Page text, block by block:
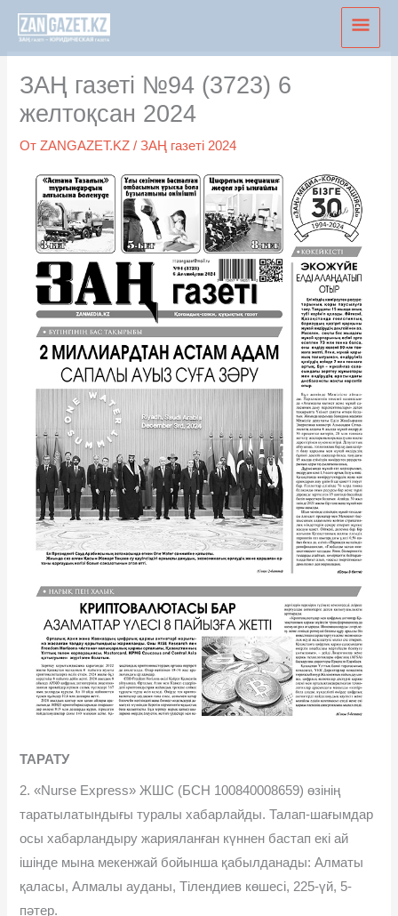
Перейти
содержимому
ЗАҢ газеті №94 (3723) 6
желтоқсан 2024
ОтZANGAZET.KZ/ЗАҢ газеті 2024
ТАРАТУ
2. «Nurse Express» ЖШС (БСН 100840008659) өзінің
таратылатындығы туралы хабарлайды. Талап-шағымдар
осы хабарландыру жарияланған күннен бастап екі ай
ішінде мына мекенжай бойынша қабылданады: Алматы
қаласы, Алмалы ауданы, Тілендиев көшесі, 225-үй, 5-
пәтер.